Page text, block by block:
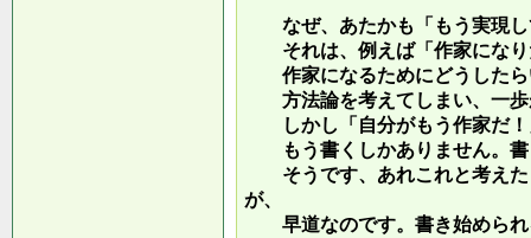
なぜ、あたかも「もう実現し
それは、例えば「作家になり
作家になるためにどうしたら
方法論を考えてしまい、一歩
しかし「自分がもう作家だ！
もう書くしかありません。書
そうです、あれこれと考えた
が、
早道なのです。書き始められ